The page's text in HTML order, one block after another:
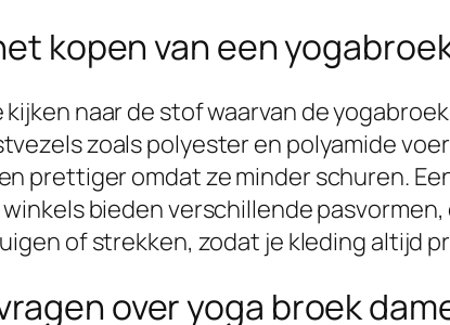
kopen van een
naar de stof waarvan de
zoals polyester en polyamide
prettiger omdat ze minder schuren.
bieden verschillende
of strekken, zodat je kleding altijd
over yoga broek